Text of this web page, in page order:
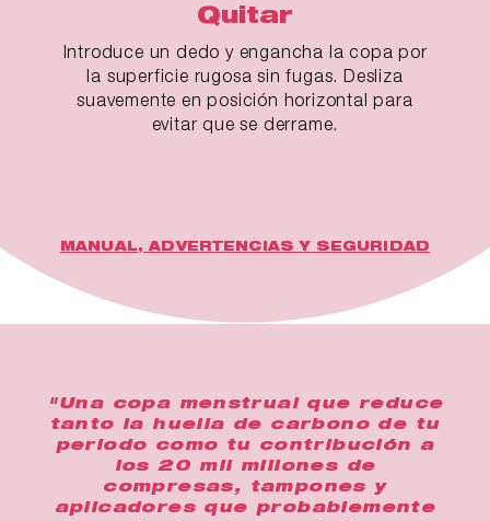
Quitar
Introduce un dedo y engancha la copa por
la superficie rugosa sin fugas. Desliza
suavemente en posición horizontal para
evitar que se derrame.
MANUAL, ADVERTENCIAS Y SEGURIDAD
"Una copa menstrual que reduce
tanto la huella de carbono de tu
periodo como tu contribución a
los 20 mil millones de
compresas, tampones y
aplicadores que probablemente